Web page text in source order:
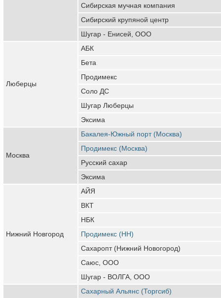
Сибирская мучная компания
Сибирский крупяной центр
Шугар - Енисей, ООО
Люберцы
АБК
Бета
Продимекс
Соло ДС
Шугар Люберцы
Эксима
Москва
Бакалея-Южный порт (Москва)
Продимекс (Москва)
Русский сахар
Эксима
Нижний Новгород
АЙЯ
ВКТ
НБК
Продимекс (НН)
Сахаропт (Нижний Новогород)
Саюс, ООО
Шугар - ВОЛГА, ООО
Сахарный Альянс (Торгсиб)